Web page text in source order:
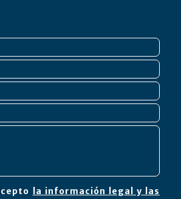
la información legal y las